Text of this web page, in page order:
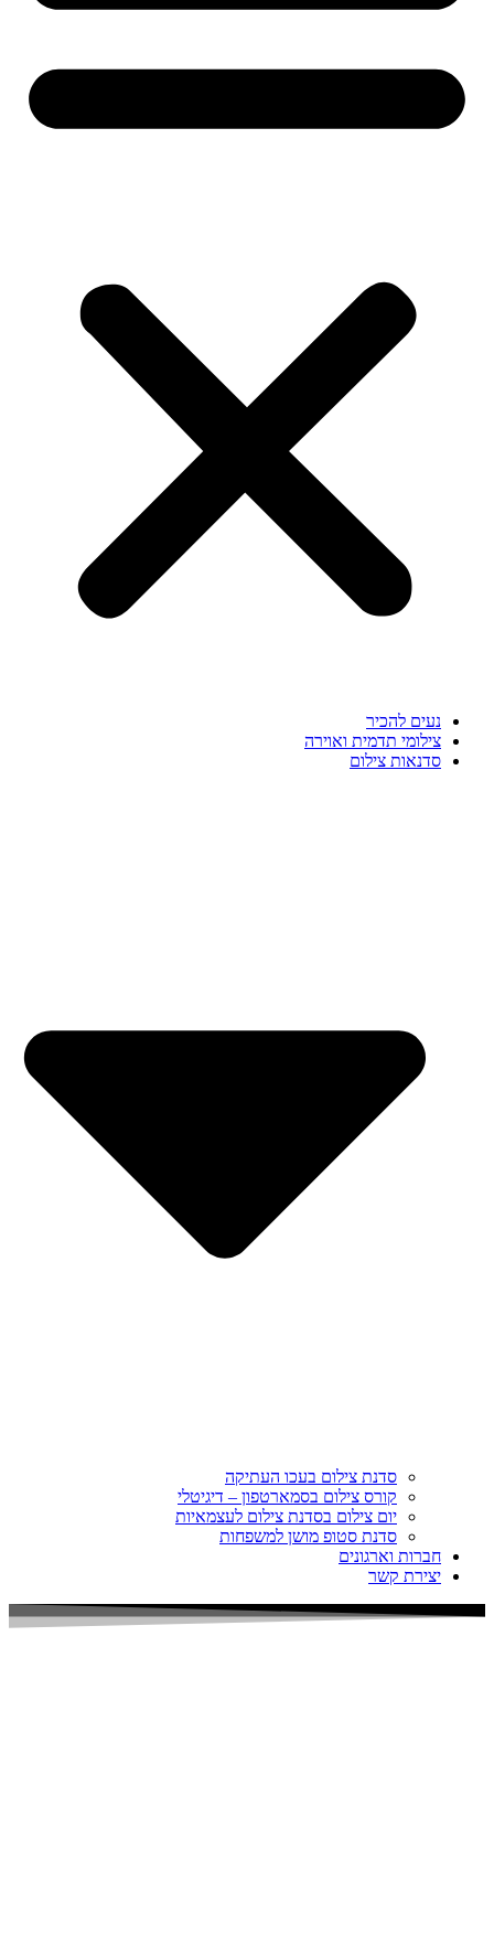
נעים להכיר
צילומי תדמית ואוירה
סדנאות צילום
סדנת צילום בעכו העתיקה
קורס צילום בסמארטפון – דיגיטלי
יום צילום בסדנת צילום לעצמאיות
סדנת סטופ מושן למשפחות
חברות וארגונים
יצירת קשר